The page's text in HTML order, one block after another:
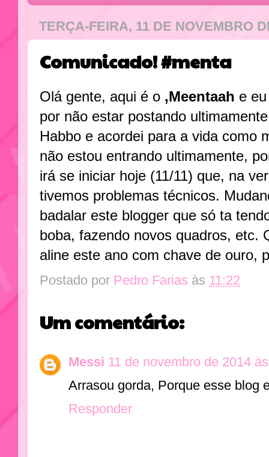
TERÇA-FEIRA, 11 DE NOVEMBRO
Comunicado! #menta
Olá gente, aqui é o ,Meentaah e
por não estar postando
Habbo e acordei para a vida como
não estou entrando ultimamente,
irá se iniciar hoje (11/11) que, na
tivemos problemas técnicos.
badalar este blogger que só ta
boba, fazendo novos quadros, etc.
aline este ano com chave de ouro,
Postado por Pedro Farias às 11:22
Um comentário:
Messi 11 de novembro de 2014
Arrasou gorda, Porque esse blog
Responder